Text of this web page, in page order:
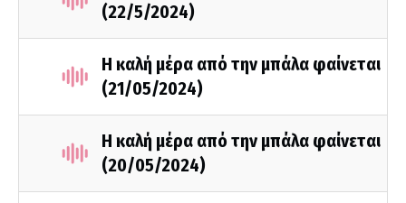
(22/5/2024)
Η καλή μέρα από την μπάλα φαίνεται
(21/05/2024)
Η καλή μέρα από την μπάλα φαίνεται
(20/05/2024)